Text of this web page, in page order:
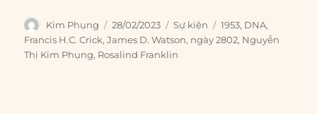
Author
Kim Phụng
Posted
on
28/02/2023 Categories
Sự kiện Tags
1953, DNA,
Francis H.C. Crick,James D. Watson, ngày 2802, Nguyễn
Thị Kim Phụng, Rosalind Franklin